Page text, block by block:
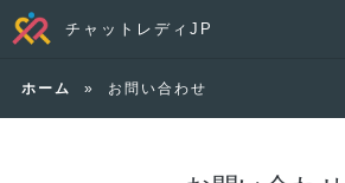
チャットレディJP
ホーム » お問い合わせ